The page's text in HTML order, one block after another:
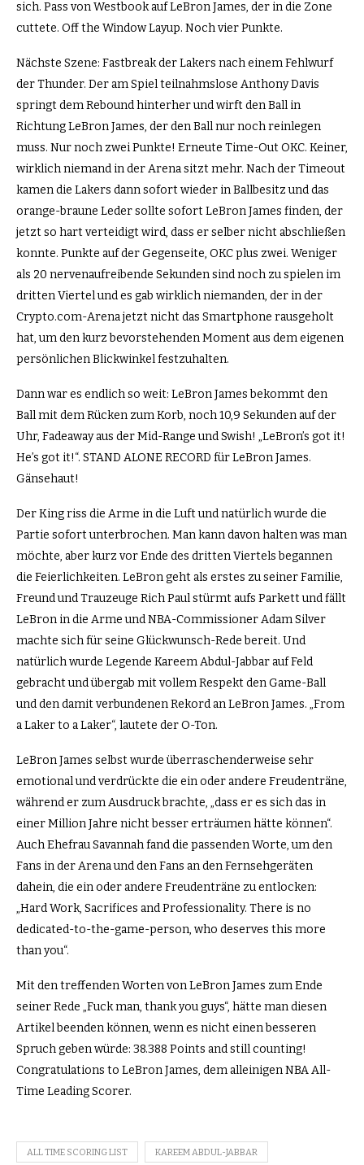
sich. Pass von Westbook auf LeBron James, der in die Zone
cuttete. Off the Window Layup. Noch vier Punkte.
Nächste Szene: Fastbreak der Lakers nach einem Fehlwurf
der Thunder. Der am Spiel teilnahmslose Anthony Davis
springt dem Rebound hinterher und wirft den Ball in
Richtung LeBron James, der den Ball nur noch reinlegen
muss. Nur noch zwei Punkte! Erneute Time-Out OKC. Keiner,
wirklich niemand in der Arena sitzt mehr. Nach der Timeout
kamen die Lakers dann sofort wieder in Ballbesitz und das
orange-braune Leder sollte sofort LeBron James finden, der
jetzt so hart verteidigt wird, dass er selber nicht abschließen
konnte. Punkte auf der Gegenseite, OKC plus zwei. Weniger
als 20 nervenaufreibende Sekunden sind noch zu spielen im
dritten Viertel und es gab wirklich niemanden, der in der
Crypto.com-Arena jetzt nicht das Smartphone rausgeholt
hat, um den kurz bevorstehenden Moment aus dem eigenen
persönlichen Blickwinkel festzuhalten.
Dann war es endlich so weit: LeBron James bekommt den
Ball mit dem Rücken zum Korb, noch 10,9 Sekunden auf der
Uhr, Fadeaway aus der Mid-Range und Swish! „LeBron’s got it!
He’s got it!“. STAND ALONE RECORD für LeBron James.
Gänsehaut!
Der King riss die Arme in die Luft und natürlich wurde die
Partie sofort unterbrochen. Man kann davon halten was man
möchte, aber kurz vor Ende des dritten Viertels begannen
die Feierlichkeiten. LeBron geht als erstes zu seiner Familie,
Freund und Trauzeuge Rich Paul stürmt aufs Parkett und fällt
LeBron in die Arme und NBA-Commissioner Adam Silver
machte sich für seine Glückwunsch-Rede bereit. Und
natürlich wurde Legende Kareem Abdul-Jabbar auf Feld
gebracht und übergab mit vollem Respekt den Game-Ball
und den damit verbundenen Rekord an LeBron James. „From
a Laker to a Laker“, lautete der O-Ton.
LeBron James selbst wurde überraschenderweise sehr
emotional und verdrückte die ein oder andere Freudenträne,
während er zum Ausdruck brachte, „dass er es sich das in
einer Million Jahre nicht besser erträumen hätte können“.
Auch Ehefrau Savannah fand die passenden Worte, um den
Fans in der Arena und den Fans an den Fernsehgeräten
dahein, die ein oder andere Freudenträne zu entlocken:
„Hard Work, Sacrifices and Professionality. There is no
dedicated-to-the-game-person, who deserves this more
than you“.
Mit den treffenden Worten von LeBron James zum Ende
seiner Rede „Fuck man, thank you guys“, hätte man diesen
Artikel beenden können, wenn es nicht einen besseren
Spruch geben würde: 38.388 Points and still counting!
Congratulations to LeBron James, dem alleinigen NBA All-
Time Leading Scorer.
ALL TIME SCORING LIST KAREEM ABDUL-JABBAR